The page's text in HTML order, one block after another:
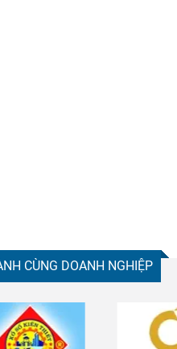
Chia sẻ
Facebook
CÙNG DOANH NGHIỆP